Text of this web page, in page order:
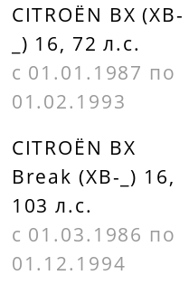
RENAULT
7701023334
RENAULT
7701268704
Finwhale
FS42
CITROËN BX (XB-
_) 16, 72 л.с.
с 01.01.1987 по
01.02.1993
CITROËN BX
Break (XB-_) 16,
103 л.с.
с 01.03.1986 по
01.12.1994